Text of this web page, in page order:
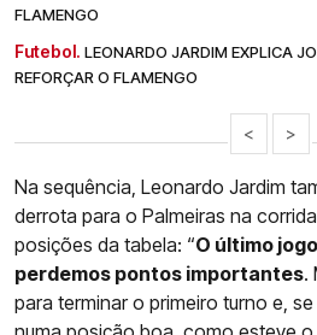
FLAMENGO
Futebol. LEONARDO JARDIM EXPLICA
REFORÇAR O FLAMENGO
< >
Na sequência, Leonardo Jardim
derrota para o Palmeiras na
posições da tabela: “O último
perdemos pontos importantes.
para terminar o primeiro turno e,